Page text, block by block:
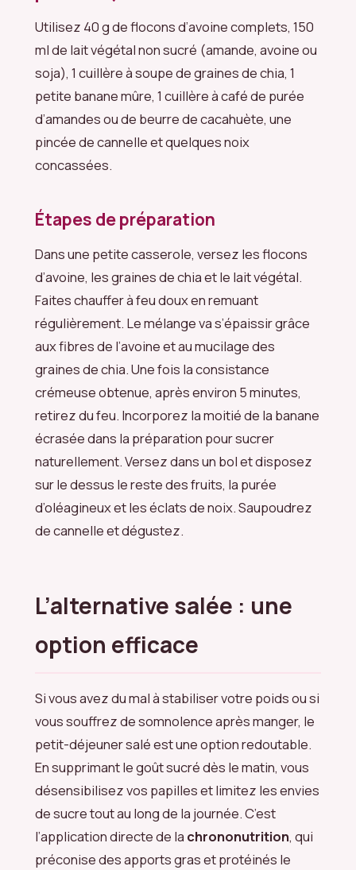
Utilisez 40 g de flocons d’avoine complets, 150
ml de lait végétal non sucré (amande, avoine ou
soja), 1 cuillère à soupe de graines de chia, 1
petite banane mûre, 1 cuillère à café de purée
d’amandes ou de beurre de cacahuète, une
pincée de cannelle et quelques noix
concassées.
Étapes de préparation
Dans une petite casserole, versez les flocons
d’avoine, les graines de chia et le lait végétal.
Faites chauffer à feu doux en remuant
régulièrement. Le mélange va s’épaissir grâce
aux fibres de l’avoine et au mucilage des
graines de chia. Une fois la consistance
crémeuse obtenue, après environ 5 minutes,
retirez du feu. Incorporez la moitié de la banane
écrasée dans la préparation pour sucrer
naturellement. Versez dans un bol et disposez
sur le dessus le reste des fruits, la purée
d’oléagineux et les éclats de noix. Saupoudrez
de cannelle et dégustez.
L’alternative salée : une
option efficace
Si vous avez du mal à stabiliser votre poids ou si
vous souffrez de somnolence après manger, le
petit-déjeuner salé est une option redoutable.
En supprimant le goût sucré dès le matin, vous
désensibilisez vos papilles et limitez les envies
de sucre tout au long de la journée. C’est
l’application directe de la chrononutrition, qui
préconise des apports gras et protéinés le